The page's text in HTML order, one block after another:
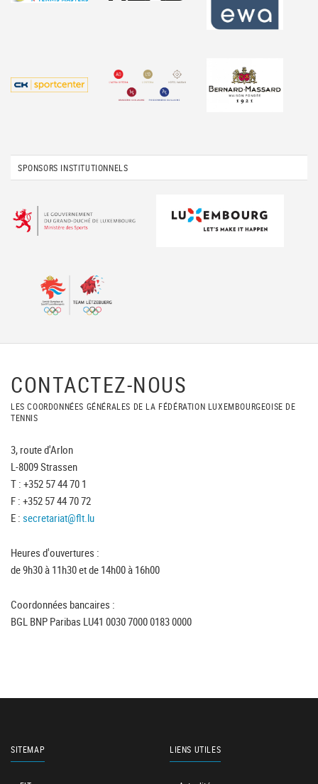
SPONSORS INSTITUTIONNELS
CONTACTEZ-NOUS
LES COORDONNÉES GÉNÉRALES DE LA FÉDÉRATION LUXEMBOURGEOISE DE
TENNIS
3, route d'Arlon
L-8009 Strassen
T : +352 57 44 70 1
F : +352 57 44 70 72
E : secretariat@flt.lu
Heures d'ouvertures :
de 9h30 à 11h30 et de 14h00 à 16h00
Coordonnées bancaires :
BGL BNP Paribas LU41 0030 7000 0183 0000
SITEMAP LIENS UTILES